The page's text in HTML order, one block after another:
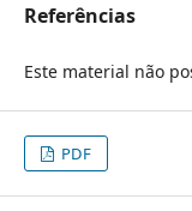
Referências
Este material não
PDF